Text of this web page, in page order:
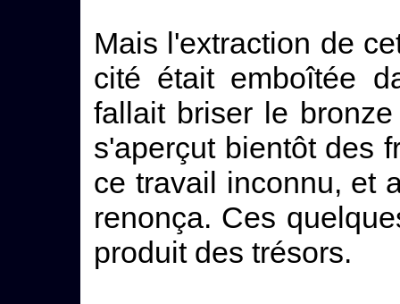
Mais l'extraction de
cité était emboîtée
fallait briser le
s'aperçut bientôt des
ce travail inconnu, et
renonça. Ces
produit des trésors.